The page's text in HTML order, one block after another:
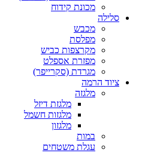
מכונת קידוח
סלילה
מכבש
מפלסת
מקרצפות כביש
מפזרת אספלט
מגרדת (סקרייפר)
ציוד הרמה
מלגזה
מלגזת דיזל
מלגזות חשמל
מלגזון
במות
עגלת משטחים